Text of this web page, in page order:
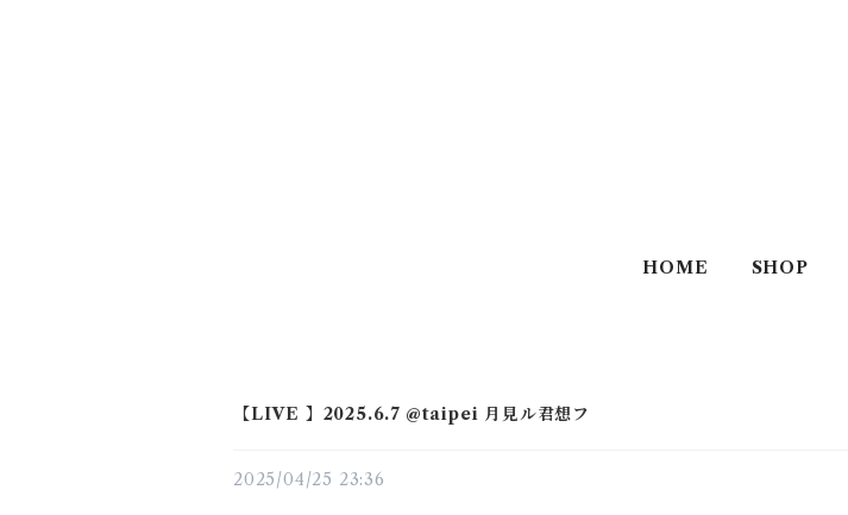
HOME SHOP
【LIVE 】2025.6.7 @taipei 月見ル君想フ
2025/04/25 23:36